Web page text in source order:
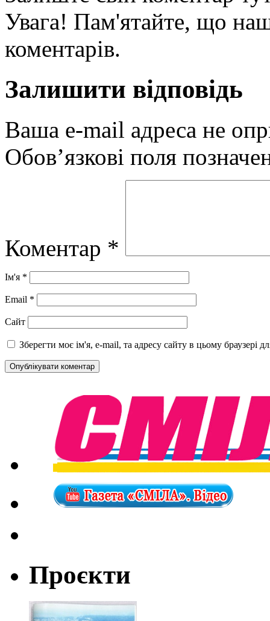
Увага! Пам'ятайте, що
коментарів.
Залишити відповідь
Ваша e-mail адреса не
Обов’язкові поля
Коментар *
Ім'я *
Email *
Сайт
Зберегти моє ім'я, e-mail, та адресу сайту в цьому браузері
Проєкти